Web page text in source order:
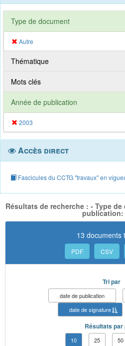
Type de document
Autre
Thématique
Mots clés
Année de publication
2003
Accès direct
Fascicules du CCTG "travaux" en
Résultats de recherche : - Type
publication:
13 documents
PDF CSV
Tri par
date de publication
date de signature
Résultats par
10 25 50